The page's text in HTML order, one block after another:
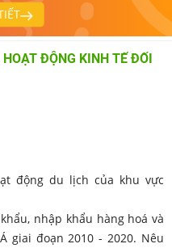
ĐỘNG KINH TẾ ĐỐI
động du lịch của khu vực
nhập khẩu hàng hoá và
giai đoạn 2010 - 2020. Nêu